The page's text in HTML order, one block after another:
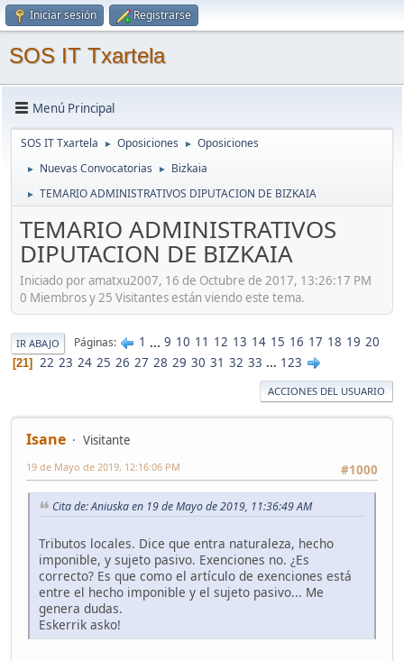
Iniciar sesión Registrarse
SOS IT Txartela
Menú Principal
SOS IT Txartela ► Oposiciones ► Oposiciones
► Nuevas Convocatorias ► Bizkaia
► TEMARIO ADMINISTRATIVOS DIPUTACION DE BIZKAIA
TEMARIO ADMINISTRATIVOS
DIPUTACION DE BIZKAIA
Iniciado por amatxu2007, 16 de Octubre de 2017, 13:26:17 PM
0 Miembros y 25 Visitantes están viendo este tema.
IR ABAJO Páginas 1 ... 9 10 11 12 13 14 15 16 17 18 19 20
21 22 23 24 25 26 27 28 29 30 31 32 33 ... 123
ACCIONES DEL USUARIO
Isane
Visitante
#1000
19 de Mayo de 2019, 12:16:06 PM
Cita de: Aniuska en 19 de Mayo de 2019, 11:36:49 AM
Tributos locales. Dice que entra naturaleza, hecho
imponible, y sujeto pasivo. Exenciones no. ¿Es
correcto? Es que como el artículo de exenciones está
entre el hecho imponible y el sujeto pasivo... Me
genera dudas.
Eskerrik asko!